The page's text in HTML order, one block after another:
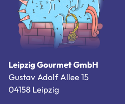
Allgemeine Geschäftsbedingungen
Impressum
Datenschutz
Leipzig Gourmet GmbH
Gustav Adolf Allee 15
04158 Leipzig